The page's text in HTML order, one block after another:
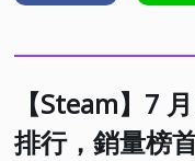
【Steam】7
排行，銷量榜